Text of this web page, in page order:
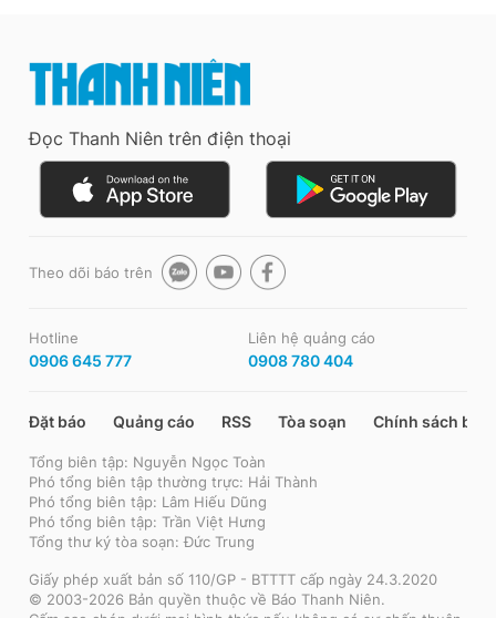
Đọc Thanh Niên trên điện thoại
Theo dõi báo trên
Hotline
0906 645 777
Liên hệ quảng cáo
0908 780 404
Đặt báo Quảng cáo RSS Tòa soạn Chính sách bảo
Tổng biên tập: Nguyễn Ngọc Toàn
Phó tổng biên tập thường trực: Hải Thành
Phó tổng biên tập: Lâm Hiếu Dũng
Phó tổng biên tập: Trần Việt Hưng
Tổng thư ký tòa soạn: Đức Trung
Giấy phép xuất bản số 110/GP - BTTTT cấp ngày 24.3.2020
© 2003-2026 Bản quyền thuộc về Báo Thanh Niên.